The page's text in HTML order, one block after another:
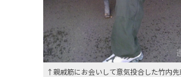
↑親戚筋にお会いして意気投合した竹内先